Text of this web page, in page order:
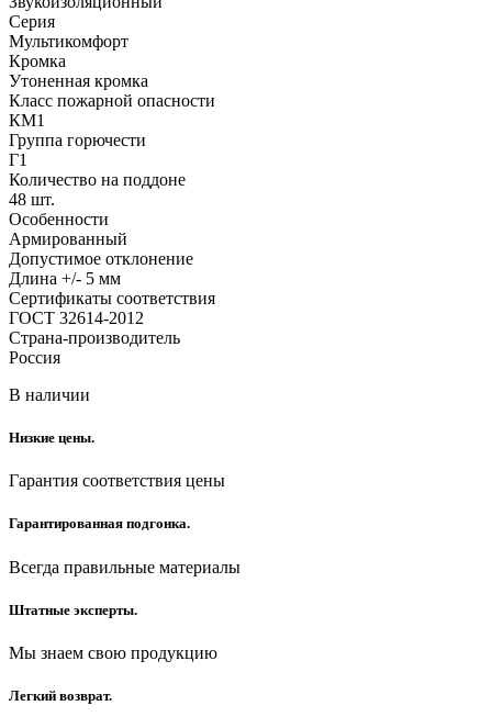
Серия
Мультикомфорт
Кромка
Утоненная кромка
Класс пожарной опасности
КМ1
Группа горючести
Г1
Количество на поддоне
48 шт.
Особенности
Армированный
Допустимое отклонение
Длина +/- 5 мм
Сертификаты соответствия
ГОСТ 32614-2012
Страна-производитель
Россия
В наличии
Низкие цены.
Гарантия соответствия цены
Гарантированная подгонка.
Всегда правильные материалы
Штатные эксперты.
Мы знаем свою продукцию
Легкий возврат.